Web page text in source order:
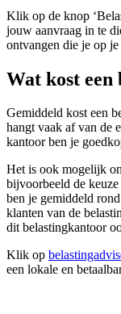
Klik op de knop
jouw aanvraag in te
ontvangen die je op
Wat kost
Gemiddeld kost een
hangt vaak af van de
kantoor ben je
Het is ook mogelijk
bijvoorbeeld de
ben je gemiddeld
klanten van de
dit belastingkantoor
Klik op
een lokale en